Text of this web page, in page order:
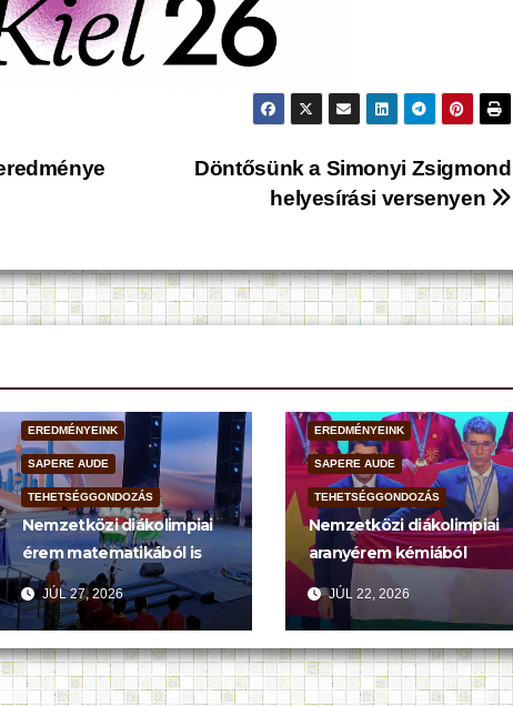
Döntősünk a Simonyi Zsigmond
helyesírási versenyen
EREDMÉNYEINK
SAPERE AUDE
TEHETSÉGGONDOZÁS
Nemzetközi diákolimpiai
érem matematikából is
JÚL 27, 2026
EREDMÉNYEINK
SAPERE AUDE
TEHETSÉGGONDOZÁS
Nemzetközi diákolimpiai
aranyérem kémiából
JÚL 22, 2026